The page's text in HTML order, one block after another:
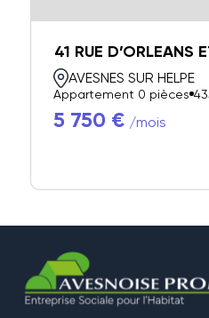
41 RUE D’ORLEANS
AVESNES SUR HELPE
Appartement 0 pièces
5 750 € /mois